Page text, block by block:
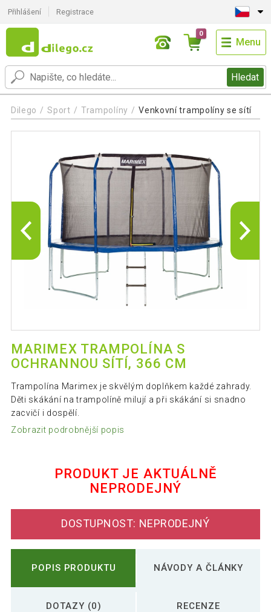
Přihlášení Registrace
Hledat
0
Menu
Dilego Sport Trampolíny Venkovní trampolíny se sítí
MARIMEX TRAMPOLÍNA S
OCHRANNOU SÍTÍ, 366 CM
Trampolína Marimex je skvělým doplňkem každé zahrady.
Děti skákání na trampolíně milují a při skákání si snadno
zacvičí i dospělí.
Zobrazit podrobnější popis
PRODUKT JE AKTUÁLNĚ
NEPRODEJNÝ
DOSTUPNOST: NEPRODEJNÝ
POPIS PRODUKTU NÁVODY A ČLÁNKY
DOTAZY (0) RECENZE